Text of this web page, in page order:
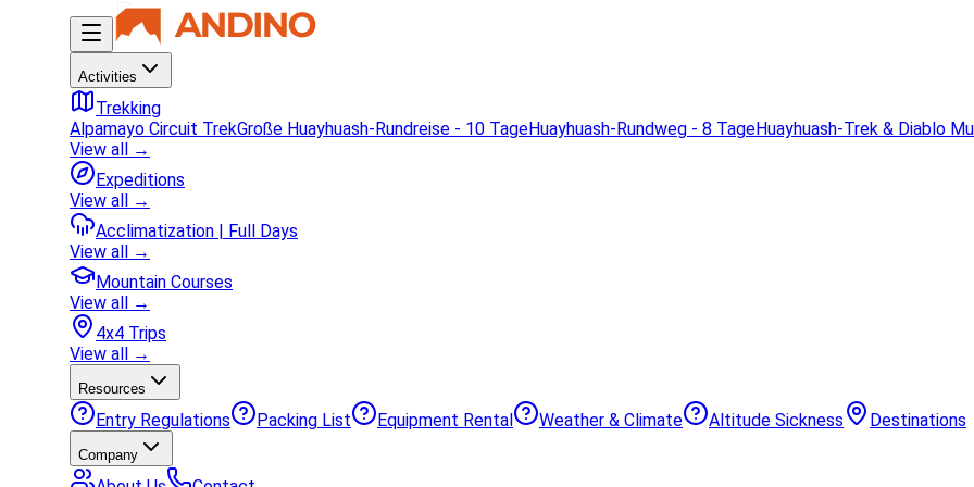
Activities
Trekking
Alpamayo Circuit TrekGroße Huayhuash-Rundreise - 10 TageHuayhuash-Rundweg - 8 TageHuayhuash-Trek & Diablo
View all →
Expeditions
View all →
Acclimatization | Full Days
View all →
Mountain Courses
View all →
4x4 Trips
View all →
Resources
Entry Regulations Packing List Equipment Rental Weather & Climate Altitude Sickness Destinations
Company